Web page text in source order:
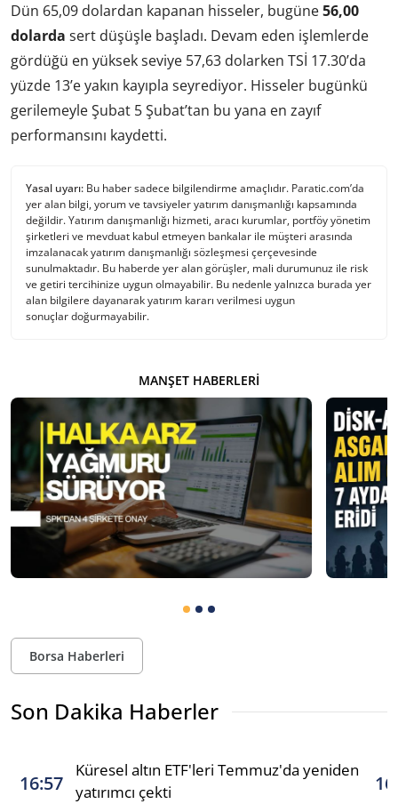
Dün 65,09 dolardan kapanan hisseler, bugüne56,00
dolarda sert düşüşle başladı. Devam eden işlemlerde
gördüğü en yüksek seviye 57,63 dolarken TSİ 17.30’da
yüzde 13’e yakın kayıpla seyrediyor. Hisseler bugünkü
gerilemeyle Şubat 5 Şubat’tan bu yana en zayıf
performansını kaydetti.
Yasal uyarı: Bu haber sadece bilgilendirme amaçlıdır. Paratic.com’da
yer alan bilgi, yorum ve tavsiyeler yatırım danışmanlığı kapsamında
değildir. Yatırım danışmanlığı hizmeti, aracı kurumlar, portföy yönetim
şirketleri ve mevduat kabul etmeyen bankalar ile müşteri arasında
imzalanacak yatırım danışmanlığı sözleşmesi çerçevesinde
sunulmaktadır. Bu haberde yer alan görüşler, mali durumunuz ile risk
ve getiri tercihinize uygun olmayabilir. Bu nedenle yalnızca burada yer
alan bilgilere dayanarak yatırım kararı verilmesi uygun
sonuçlar doğurmayabilir.
MANŞET HABERLERI
Borsa Haberleri
Son Dakika Haberler
16:57
Küresel altın ETF'leri Temmuz'da yeniden
yatırımcı çekti